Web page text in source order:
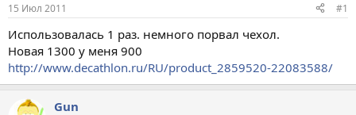
а
15 Июл 2011 #1
Использовалась 1 раз. немного порвал чехол.
Новая 1300 у меня 900
http://www.decathlon.ru/RU/product_2859520-22083588/
Gun